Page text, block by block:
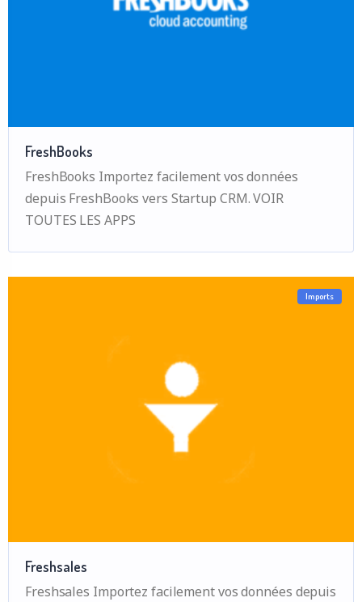
FreshBooks
FreshBooks Importez facilement vos données
depuis FreshBooks vers Startup CRM. VOIR
TOUTES LES APPS
Imports
Freshsales
Freshsales Importez facilement vos données depuis